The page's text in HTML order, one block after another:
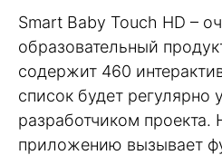
Smart Baby Touch HD –
образовательный
содержит 460
список будет регулярно
разработчиком проекта.
приложению вызывает